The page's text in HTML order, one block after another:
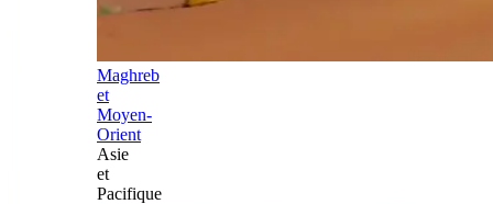
Maghreb
et
Moyen-
Orient
Asie
et
Pacifique